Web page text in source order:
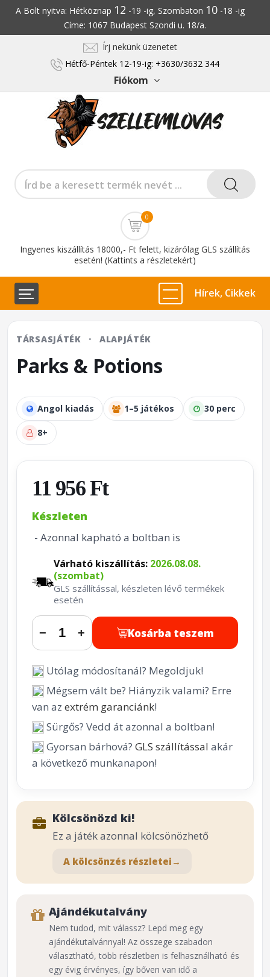
A Bolt nyitva: Hétköznap 12 -19 -ig, Szombaton 10-18 -ig
Címe: 1067 Budapest Szondi u. 18/a.
Írj nekünk üzenetet
Hétfő-Péntek 12-19-ig: +3630/3632 344
Fiókom
0
Ingyenes kiszállítás 18000,- Ft felett, kizárólag GLS szállítás
esetén! (Kattints a részletekért)
Hírek, Cikkek
TÁRSASJÁTÉK · ALAPJÁTÉK
Parks & Potions
Angol kiadás 1–5 játékos 30 perc
8+
11 956 Ft
Készleten
- Azonnal kapható a boltban is
Várható kiszállítás: 2026.08.08.
(szombat)
GLS szállítással, készleten lévő termékek
esetén
− + Kosárba teszem
Utólag módosítanál? Megoldjuk!
Mégsem vált be? Hiányzik valami? Erre
van az extrém garanciánk!
Sürgős? Vedd át azonnal a boltban!
Gyorsan bárhová? GLS szállítással akár
a következő munkanapon!
Kölcsönözd ki!
Ez a játék azonnal kölcsönözhető
A kölcsönzés részletei →
Ajándékutalvány
Nem tudod, mit válassz? Lepd meg egy
ajándékutalvánnyal! Az összege szabadon
választható, több részletben is felhasználható és
egy évig érvényes, így bőven van idő a